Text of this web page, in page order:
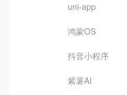
uni-app
鸿蒙OS
抖音小程序
紫薯AI